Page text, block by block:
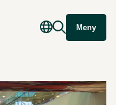
Meny